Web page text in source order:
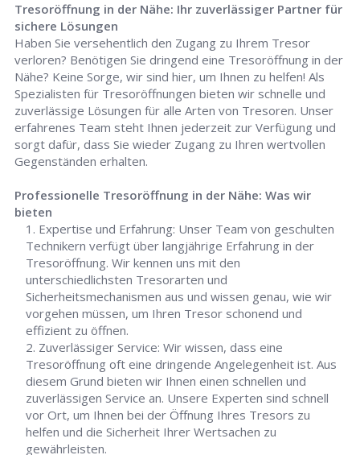
Tresoröffnung in der Nähe: Ihr zuverlässiger Partner für
sichere Lösungen
Haben Sie versehentlich den Zugang zu Ihrem Tresor
verloren? Benötigen Sie dringend eine Tresoröffnung in der
Nähe? Keine Sorge, wir sind hier, um Ihnen zu helfen! Als
Spezialisten für Tresoröffnungen bieten wir schnelle und
zuverlässige Lösungen für alle Arten von Tresoren. Unser
erfahrenes Team steht Ihnen jederzeit zur Verfügung und
sorgt dafür, dass Sie wieder Zugang zu Ihren wertvollen
Gegenständen erhalten.
Professionelle Tresoröffnung in der Nähe: Was wir
bieten
Expertise und Erfahrung: Unser Team von geschulten
Technikern verfügt über langjährige Erfahrung in der
Tresoröffnung. Wir kennen uns mit den
unterschiedlichsten Tresorarten und
Sicherheitsmechanismen aus und wissen genau, wie wir
vorgehen müssen, um Ihren Tresor schonend und
effizient zu öffnen.
Zuverlässiger Service: Wir wissen, dass eine
Tresoröffnung oft eine dringende Angelegenheit ist. Aus
diesem Grund bieten wir Ihnen einen schnellen und
zuverlässigen Service an. Unsere Experten sind schnell
vor Ort, um Ihnen bei der Öffnung Ihres Tresors zu
helfen und die Sicherheit Ihrer Wertsachen zu
gewährleisten.